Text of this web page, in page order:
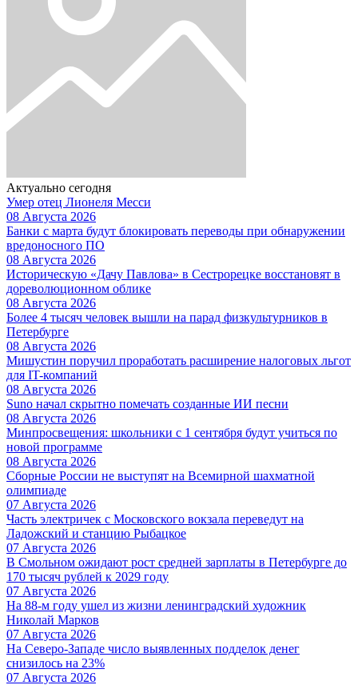
Актуально сегодня
Умер отец Лионеля Месси
08 Августа 2026
Банки с марта будут блокировать переводы при обнаружении
вредоносного ПО
08 Августа 2026
Историческую «Дачу Павлова» в Сестрорецке восстановят в
дореволюционном облике
08 Августа 2026
Более 4 тысяч человек вышли на парад физкультурников в
Петербурге
08 Августа 2026
Мишустин поручил проработать расширение налоговых льгот
для IT-компаний
08 Августа 2026
Suno начал скрытно помечать созданные ИИ песни
08 Августа 2026
Минпросвещения: школьники с 1 сентября будут учиться по
новой программе
08 Августа 2026
Сборные России не выступят на Всемирной шахматной
олимпиаде
07 Августа 2026
Часть электричек с Московского вокзала переведут на
Ладожский и станцию Рыбацкое
07 Августа 2026
В Смольном ожидают рост средней зарплаты в Петербурге до
170 тысяч рублей к 2029 году
07 Августа 2026
На 88-м году ушел из жизни ленинградский художник
Николай Марков
07 Августа 2026
На Северо-Западе число выявленных подделок денег
снизилось на 23%
07 Августа 2026